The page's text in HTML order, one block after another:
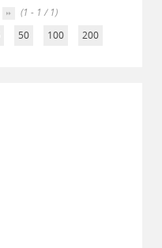
(1 - 1 / 1)
50 100 200